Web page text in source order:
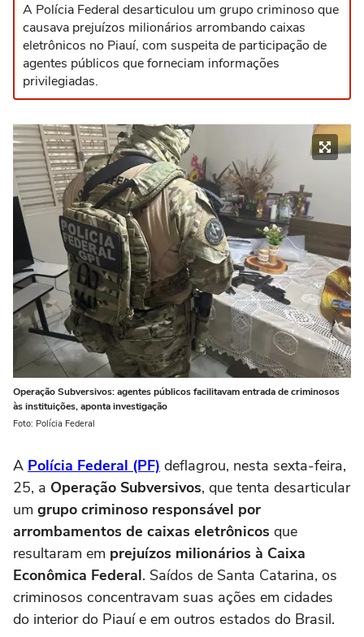
A Polícia Federal desarticulou um grupo criminoso que
causava prejuízos milionários arrombando caixas
eletrônicos no Piauí, com suspeita de participação de
agentes públicos que forneciam informações
privilegiadas.
Operação Subversivos: agentes públicos facilitavam entrada de criminosos
às instituições, aponta investigação
Foto: Polícia Federal
A Polícia Federal (PF) deflagrou, nesta sexta-feira,
25, a Operação Subversivos, que tenta desarticular
um grupo criminoso responsável por
arrombamentos de caixas eletrônicos que
resultaram em prejuízos milionários à Caixa
Econômica Federal. Saídos de Santa Catarina, os
criminosos concentravam suas ações em cidades
do interior do Piauí e em outros estados do Brasil.